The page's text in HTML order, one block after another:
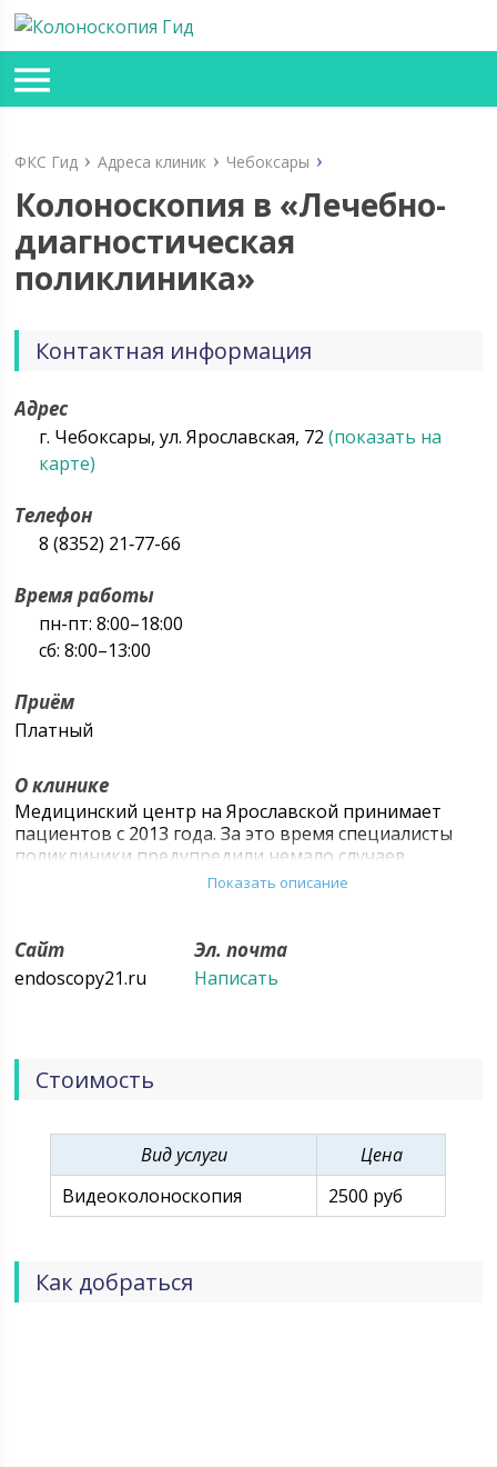
ФКС Гид Адреса клиник Чебоксары
Колоноскопия в «Лечебно-
диагностическая
поликлиника»
Контактная информация
Адрес
г. Чебоксары, ул. Ярославская, 72(показать на
карте)
Телефон
8 (8352) 21‑77-66
Время работы
пн-пт: 8:00–18:00
сб: 8:00–13:00
Приём
Платный
О клинике
Медицинский центр на Ярославской принимает
пациентов c 2013 года. За это время специалисты
поликлиники предупредили немало случаев
возникновения раннего рака и различных
консультантов, современное оборудование и
условия приёма пациентов. Именно здесь Вы
можете получить консультацию от проверенных и
Показать описание
Сайт
endoscopy21.ru
Эл. почта
Написать
Стоимость
Вид услуги
Цена
Видеоколоноскопия
2500 руб
Как добраться